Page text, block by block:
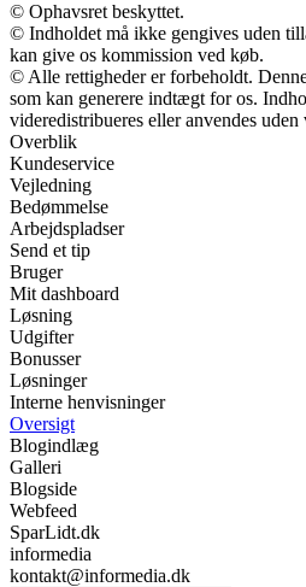
© Ophavsret beskyttet.
© Indholdet må ikke gengives uden
kan give os kommission ved køb.
© Alle rettigheder er forbeholdt.
som kan generere indtægt for os.
videredistribueres eller anvendes uden
Overblik
Kundeservice
Vejledning
Bedømmelse
Arbejdspladser
Send et tip
Bruger
Mit dashboard
Løsning
Udgifter
Bonusser
Løsninger
Interne henvisninger
Oversigt
Blogindlæg
Galleri
Blogside
Webfeed
SparLidt.dk
informedia
kontakt@informedia.dk